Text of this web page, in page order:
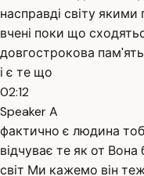
насправді світу
вчені поки що
довгострокова
і є те що
02:12
Speaker A
фактично є людина
відчуває те як от Вона
світ Ми кажемо він